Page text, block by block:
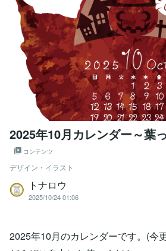
2025年10月カレンダー～葉
コンテンツ
デザイン・イラスト
トナロウ
2025/10/24 01:06
2025年10月のカレンダーです。(今